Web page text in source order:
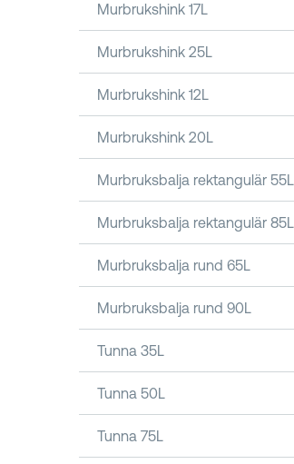
Murbrukshink 17L
Murbrukshink 25L
Murbrukshink 12L
Murbrukshink 20L
Murbruksbalja rektangulär 55L
Murbruksbalja rektangulär 85L
Murbruksbalja rund 65L
Murbruksbalja rund 90L
Tunna 35L
Tunna 50L
Tunna 75L